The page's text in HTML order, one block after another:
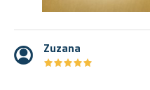
Zuzana
★★★★★
★★★★★